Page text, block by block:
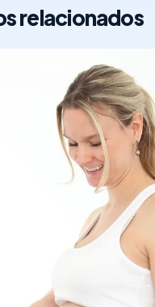
relacionados